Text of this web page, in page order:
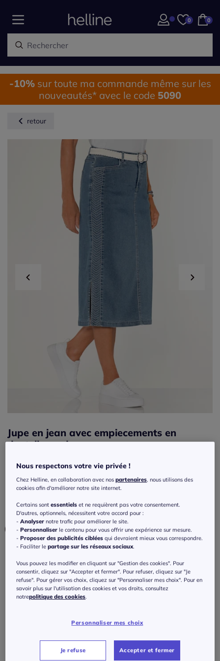
0 0
-10%sur toute ma commande même sur les
nouveautés* avec le code 5090
retour
Jupe en jean avec empiecements en
dentelle moderne
Réf : 200.750.016 4.2 / 5-
Couleur :
bleu blanchi
Choisir une couleur :
Modèle :
Taille standard
Taille standard
Veuillez sélectionner une taille
En stock
Nous respectons votre vie privée !
Chez Helline, en collaboration avec nospartenaires, nous utilisons des
cookies afin d'améliorer notre site internet.
Certains sontessentiels et ne requièrent pas votre consentement.
D'autres, optionnels, nécessitent votre accord pour :
-Analyser notre trafic pour améliorer le site.
-Personnaliser le contenu pour vous offrir une expérience sur mesure.
-Proposer des publicités ciblées qui devraient mieux vous correspondre.
- Faciliter lepartage sur les réseaux sociaux.
Vous pouvez les modifier en cliquant sur "Gestion des cookies". Pour
consentir, cliquez sur "Accepter et fermer". Pour refuser, cliquez sur "Je
refuse". Pour gérer vos choix, cliquez sur "Personnaliser mes choix". Pour en
savoir plus sur l'utilisation des cookies et vos droits, consultez
notrepolitique des cookies.
Personnaliser mes choix
Je refuse Accepter et fermer